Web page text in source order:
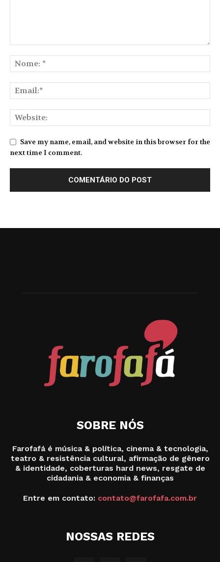
Save my name, email, and website in this browser for the
next time I comment.
SOBRE NÓS
Farofafá é música & política, cinema & tecnologia,
teatro & resistência cultural, afirmação de gênero
& identidade, coberturas hard news, resgate de
cidadania & economia & finanças
Entre em contato: contato@farofafa.com.br
NOSSAS REDES